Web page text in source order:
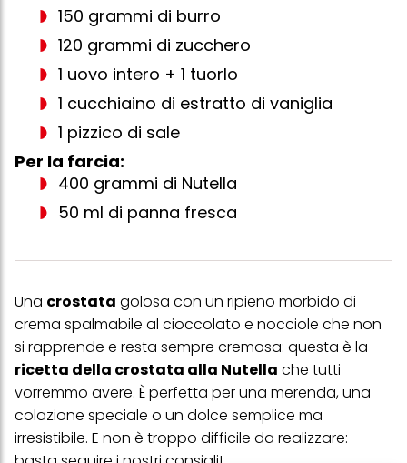
150 grammi di burro
120 grammi di zucchero
1 uovo intero + 1 tuorlo
1 cucchiaino di estratto di vaniglia
1 pizzico di sale
Per la farcia:
400 grammi di Nutella
50 ml di panna fresca
Una crostata golosa con un ripieno morbido di
crema spalmabile al cioccolato e nocciole che non
si rapprende e resta sempre cremosa: questa è la
ricetta della crostata alla Nutella che tutti
vorremmo avere. È perfetta per una merenda, una
colazione speciale o un dolce semplice ma
irresistibile. E non è troppo difficile da realizzare: